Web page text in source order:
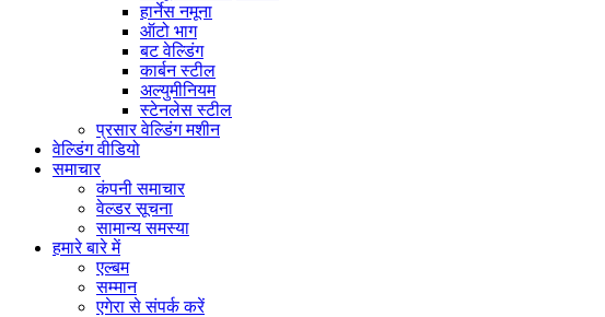
हार्नेस नमूना
ऑटो भाग
बट वेल्डिंग
कार्बन स्टील
अल्युमीनियम
स्टेनलेस स्टील
प्रसार वेल्डिंग मशीन
वेल्डिंग वीडियो
समाचार
कंपनी समाचार
वेल्डर सूचना
सामान्य समस्या
हमारे बारे में
एल्बम
सम्मान
एगेरा से संपर्क करें